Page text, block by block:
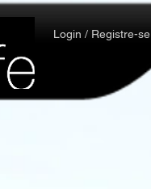
Login / Registre-se